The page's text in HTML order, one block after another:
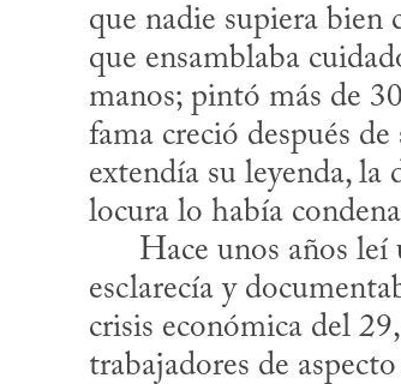
que nadie supiera bien
que ensamblaba
manos; pintó más de
fama creció después
extendía su leyenda, la
locura lo había
esclarecía y
crisis económica del
trabajadores de